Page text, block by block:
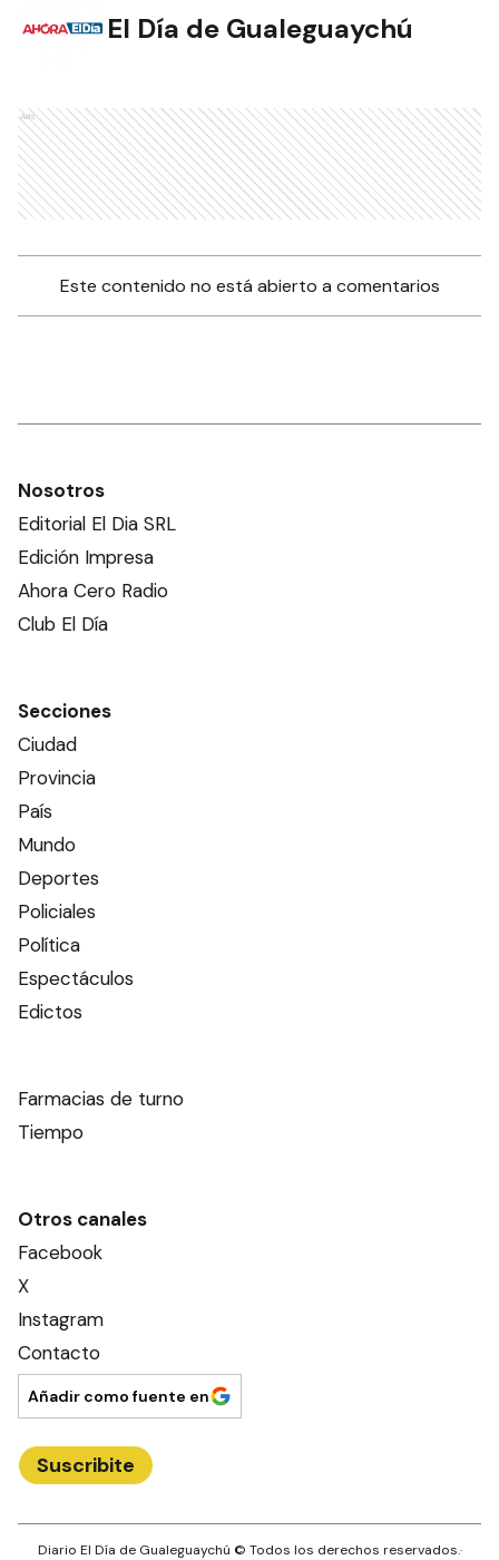
El Día de Gualeguaychú
Ads
Este contenido no está abierto a comentarios
Nosotros
Editorial El Dia SRL
Edición Impresa
Ahora Cero Radio
Club El Día
Secciones
Ciudad
Provincia
País
Mundo
Deportes
Policiales
Política
Espectáculos
Edictos
Farmacias de turno
Tiempo
Otros canales
Facebook
X
Instagram
Contacto
Añadir como fuente en
Suscribite
Diario El Día de Gualeguaychú © Todos los derechos reservados.·